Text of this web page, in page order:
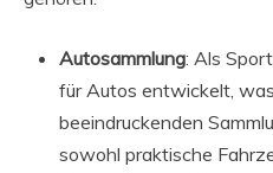
Autosammlung: Als
für Autos entwickelt,
beeindruckenden
sowohl praktische